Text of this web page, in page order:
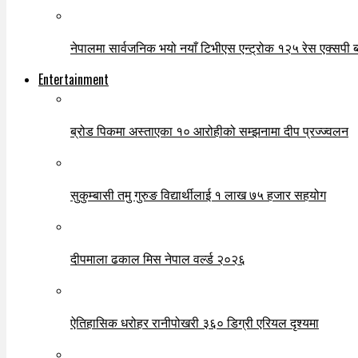
नेपालमा सार्वजनिक भयो नयाँ टिभीएस एन्ट्रोक १२५ रेस एक्सपी
Entertainment
ब्रोड पिकमा अस्ताएका १० आरोहीको सम्झनामा दीप प्रज्ज्वलन
सुकुम्बासी तमु गुरुङ विद्यार्थीलाई १ लाख ७५ हजार सहयोग
दीपमाला ढकाल मिस नेपाल वर्ल्ड २०२६
ऐतिहासिक धरोहर रानीपोखरी ३६० डिग्री एरियल दृश्यमा